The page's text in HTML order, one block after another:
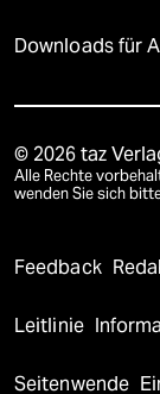
Downloads für
© 2026 taz
Alle Rechte
wenden Sie sich
Feedback
Leitlinie
Seitenwende